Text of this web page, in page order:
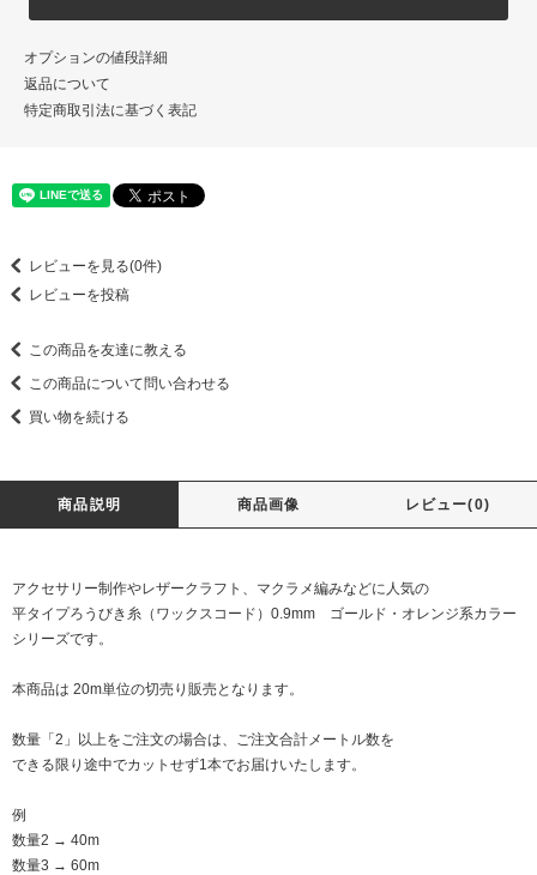
オプションの値段詳細
返品について
特定商取引法に基づく表記
レビューを見る(0件)
レビューを投稿
この商品を友達に教える
この商品について問い合わせる
買い物を続ける
商品説明 商品画像 レビュー(0)
アクセサリー制作やレザークラフト、マクラメ編みなどに人気の
平タイプろうびき糸（ワックスコード）0.9mm ゴールド・オレンジ系カラー
シリーズです。
本商品は 20m単位の切売り販売となります。
数量「2」以上をご注文の場合は、ご注文合計メートル数を
できる限り途中でカットせず1本でお届けいたします。
例
数量2 → 40m
数量3 → 60m